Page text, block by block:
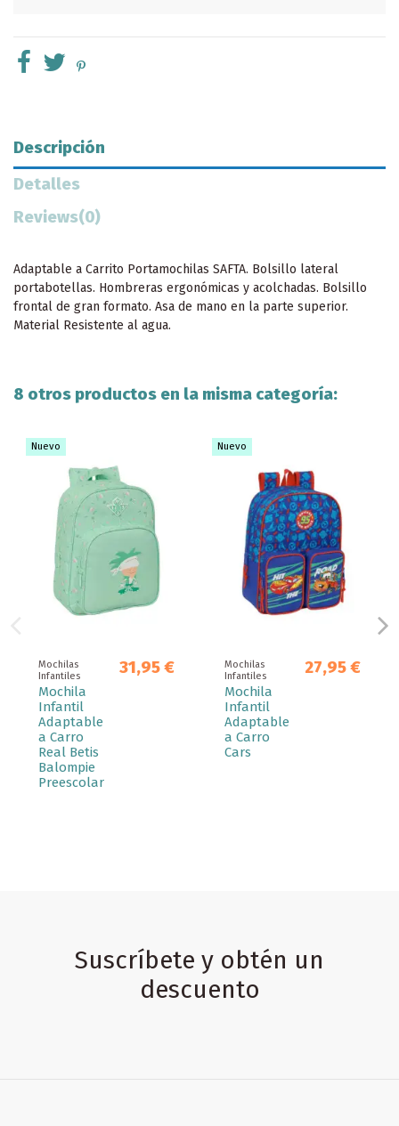
Descripción
Detalles
Reviews(0)
Adaptable a Carrito Portamochilas SAFTA. Bolsillo lateral
portabotellas. Hombreras ergonómicas y acolchadas. Bolsillo
frontal de gran formato. Asa de mano en la parte superior.
Material Resistente al agua.
8 otros productos en la misma categoría:
Nuevo
Mochilas
Infantiles
Mochila
Infantil
Adaptable
a Carro
Real Betis
Balompie
Preescolar
31,95 €
Nuevo
Mochilas
Infantiles
Mochila
Infantil
Adaptable
a Carro
Cars
27,95 €
Suscríbete y obtén un
descuento